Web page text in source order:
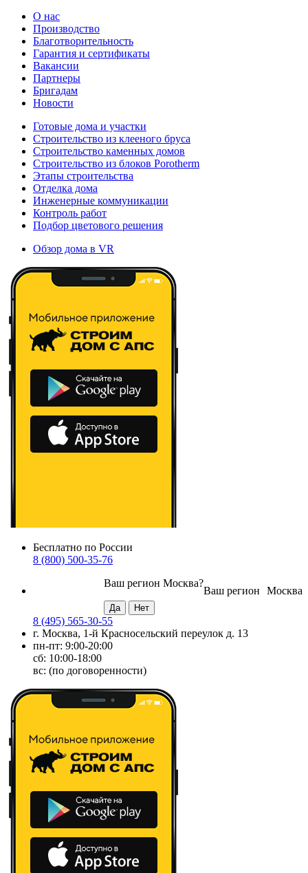
О нас
Производство
Благотворительность
Гарантия и сертификаты
Вакансии
Партнеры
Бригадам
Новости
Готовые дома и участки
Строительство из клееного бруса
Строительство каменных домов
Строительство из блоков Porotherm
Этапы строительства
Отделка дома
Инженерные коммуникации
Контроль работ
Подбор цветового решения
Обзор дома в VR
Бесплатно по России
8 (800) 500-35-76
Москва
Ваш регион
Ваш регион Москва?
8 (495) 565-30-55
г. Москва, 1-й Красносельский переулок д. 13
пн-пт: 9:00-20:00
сб: 10:00-18:00
вс: (по договоренности)